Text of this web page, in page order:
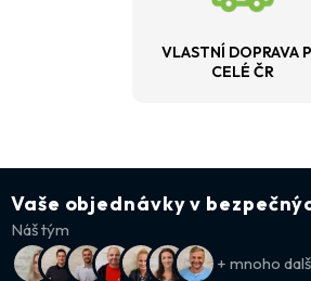
VLASTNÍ DOPRAVA
CELÉ ČR
Vaše objednávky v
Náš tým
+ mnoho